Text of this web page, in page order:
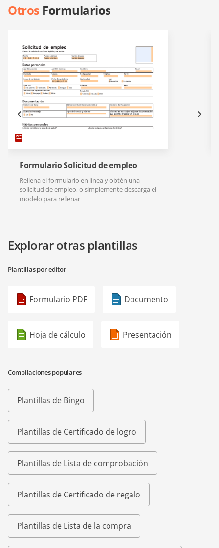
Otros Formularios
Formulario Solicitud de empleo
Rellena el formulario en línea y obtén una
solicitud de empleo, o simplemente descarga el
modelo para rellenar
Explorar otras plantillas
Plantillas por editor
Formulario PDF Documento
Hoja de cálculo Presentación
Compilaciones populares
Plantillas de Bingo
Plantillas de Certificado de logro
Plantillas de Lista de comprobación
Plantillas de Certificado de regalo
Plantillas de Lista de la compra